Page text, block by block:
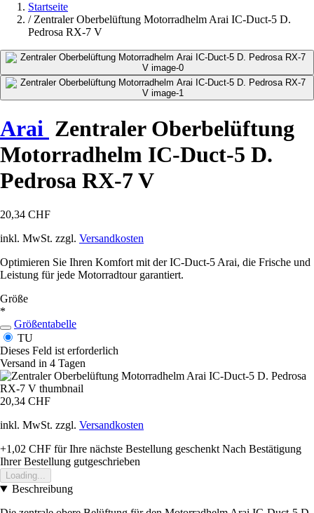
Startseite
/ Zentraler Oberbelüftung Motorradhelm Arai IC-Duct-5 D.
Pedrosa RX-7 V
Arai Zentraler Oberbelüftung
Motorradhelm IC-Duct-5 D.
Pedrosa RX-7 V
20,34 CHF
inkl. MwSt. zzgl. Versandkosten
Optimieren Sie Ihren Komfort mit der IC-Duct-5 Arai, die Frische und
Leistung für jede Motorradtour garantiert.
Größe
*
Größentabelle
TU
Dieses Feld ist erforderlich
Versand in 4 Tagen
20,34 CHF
inkl. MwSt. zzgl. Versandkosten
+1,02 CHF für Ihre nächste Bestellung geschenkt Nach Bestätigung
Ihrer Bestellung gutgeschrieben
Loading...
Beschreibung